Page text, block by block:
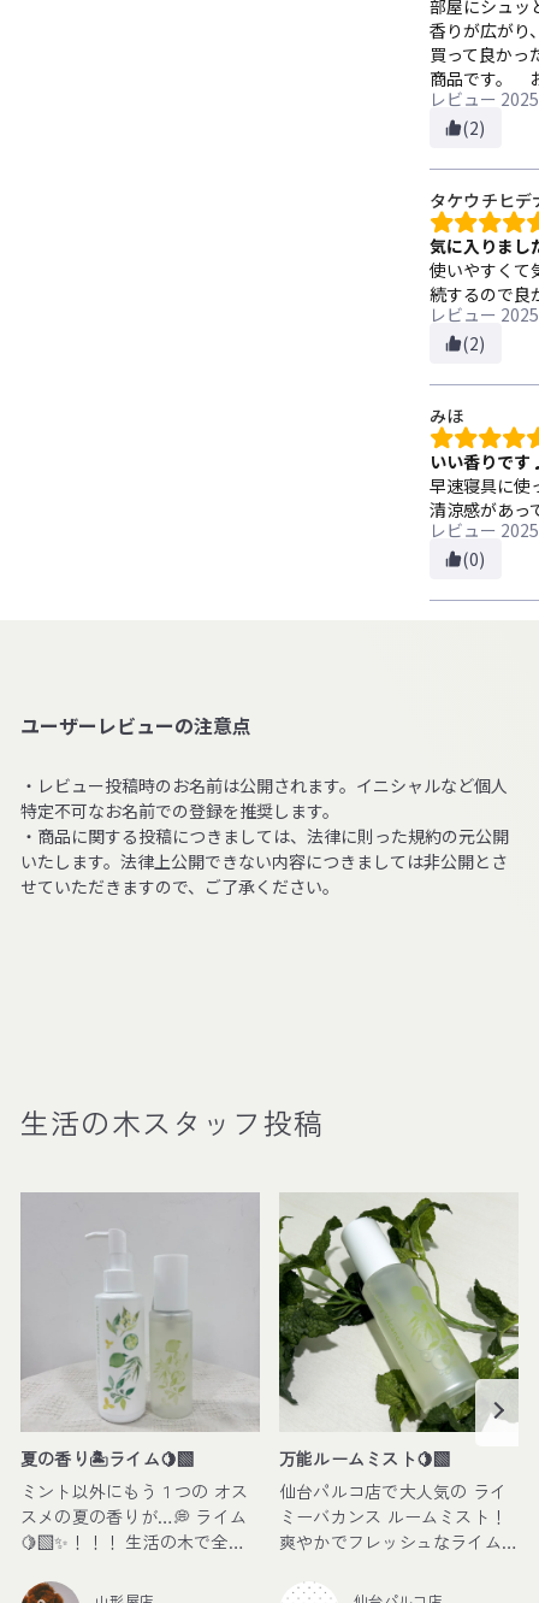
部屋にシュ
香りが広がり
買って良か
商品です。
レビュー
(2)
タケウチヒデ
気に入りまし
使いやすくて
続するので良
レビュー
(2)
みほ
いい香りで
早速寝具に使
清涼感があっ
レビュー
(0)
ユーザーレビューの注意点
・レビュー投稿時のお名前は公開されます。イニシャルなど個人
特定不可なお名前での登録を推奨します。
・商品に関する投稿につきましては、法律に則った規約の元公開
いたします。法律上公開できない内容につきましては非公開とさ
せていただきますので、ご了承ください。
生活の木スタッフ投稿
夏の香り🏝️ライム🍋‍🟩
ミント以外にもう１つの オス
スメの夏の香りが…💭 ライム
🍋‍🟩✨！！！ 生活の木で全国
マオイル ライミーバカンス🏝️
万能ルームミスト🍋‍🟩
仙台パルコ店で大人気の ライ
ミーバカンス ルームミスト！
爽やかでフレッシュなライム
カルな香りです🏝️ 香りが強す